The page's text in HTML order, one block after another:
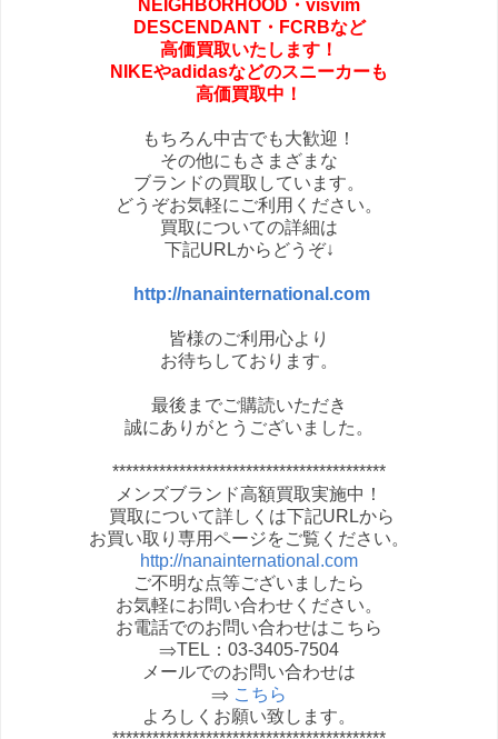
NEIGHBORHOOD・ visvim
DESCENDANT・FCRBなど
高価買取いたします！
NIKEやadidasなどのスニーカーも
高価買取中！
もちろん中古でも大歓迎！
その他にもさまざまな
ブランドの買取しています。
どうぞお気軽にご利用ください。
買取についての詳細は
下記URLからどうぞ↓
http://nanainternational.com
皆様のご利用心より
お待ちしております。
最後までご購読いただき
誠にありがとうございました。
*****************************************
メンズブランド高額買取実施中！
買取について詳しくは下記URLから
お買い取り専用ページをご覧ください。
http://nanainternational.com
ご不明な点等ございましたら
お気軽にお問い合わせください。
お電話でのお問い合わせはこちら
⇒TEL：03-3405-7504
メールでのお問い合わせは
⇒ こちら
よろしくお願い致します。